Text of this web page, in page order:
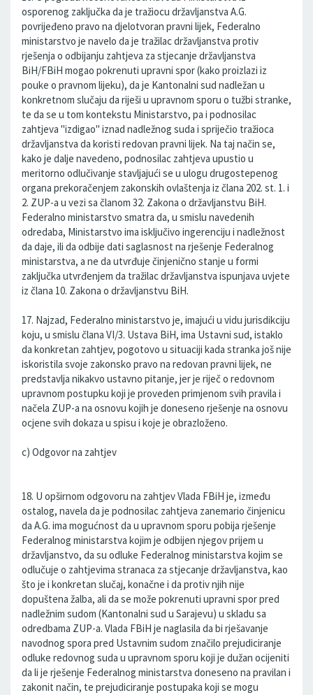
osporenog zaključka da je tražiocu državljanstva A.G.
povrijeđeno pravo na djelotvoran pravni lijek, Federalno
ministarstvo je navelo da je tražilac državljanstva protiv
rješenja o odbijanju zahtjeva za stjecanje državljanstva
BiH/FBiH mogao pokrenuti upravni spor (kako proizlazi iz
pouke o pravnom lijeku), da je Kantonalni sud nadležan u
konkretnom slučaju da riješi u upravnom sporu o tužbi stranke,
te da se u tom kontekstu Ministarstvo, pa i podnosilac
zahtjeva "izdigao" iznad nadležnog suda i spriječio tražioca
državljanstva da koristi redovan pravni lijek. Na taj način se,
kako je dalje navedeno, podnosilac zahtjeva upustio u
meritorno odlučivanje stavljajući se u ulogu drugostepenog
organa prekoračenjem zakonskih ovlaštenja iz člana 202. st. 1. i
2. ZUP-a u vezi sa članom 32. Zakona o državljanstvu BiH.
Federalno ministarstvo smatra da, u smislu navedenih
odredaba, Ministarstvo ima isključivo ingerenciju i nadležnost
da daje, ili da odbije dati saglasnost na rješenje Federalnog
ministarstva, a ne da utvrđuje činjenično stanje u formi
zaključka utvrđenjem da tražilac državljanstva ispunjava uvjete
iz člana 10. Zakona o državljanstvu BiH.
17. Najzad, Federalno ministarstvo je, imajući u vidu jurisdikciju
koju, u smislu člana VI/3. Ustava BiH, ima Ustavni sud, istaklo
da konkretan zahtjev, pogotovo u situaciji kada stranka još nije
iskoristila svoje zakonsko pravo na redovan pravni lijek, ne
predstavlja nikakvo ustavno pitanje, jer je riječ o redovnom
upravnom postupku koji je proveden primjenom svih pravila i
načela ZUP-a na osnovu kojih je doneseno rješenje na osnovu
ocjene svih dokaza u spisu i koje je obrazloženo.
c) Odgovor na zahtjev
18. U opširnom odgovoru na zahtjev Vlada FBiH je, između
ostalog, navela da je podnosilac zahtjeva zanemario činjenicu
da A.G. ima mogućnost da u upravnom sporu pobija rješenje
Federalnog ministarstva kojim je odbijen njegov prijem u
državljanstvo, da su odluke Federalnog ministarstva kojim se
odlučuje o zahtjevima stranaca za stjecanje državljanstva, kao
što je i konkretan slučaj, konačne i da protiv njih nije
dopuštena žalba, ali da se može pokrenuti upravni spor pred
nadležnim sudom (Kantonalni sud u Sarajevu) u skladu sa
odredbama ZUP-a. Vlada FBiH je naglasila da bi rješavanje
navodnog spora pred Ustavnim sudom značilo prejudiciranje
odluke redovnog suda u upravnom sporu koji je dužan ocijeniti
da li je rješenje Federalnog ministarstva doneseno na pravilan i
zakonit način, te prejudiciranje postupaka koji se mogu